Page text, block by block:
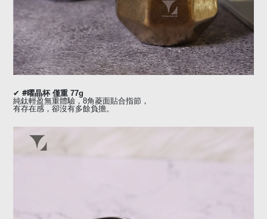
✔ #曜晶杯 僅重 77g
純鈦輕盈無重體驗， 8角菱面貼合指節，
有存在感，卻沒有多餘負擔。